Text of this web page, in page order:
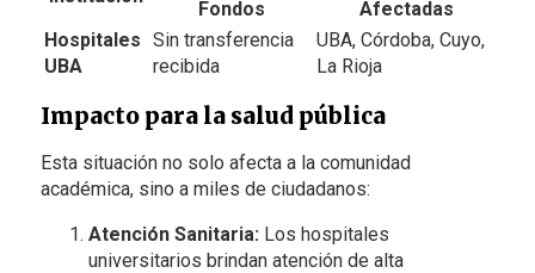
Fondos
Afectadas
Hospitales
UBA
Sin transferencia
recibida
UBA, Córdoba, Cuyo,
La Rioja
Impacto para la salud pública
Esta situación no solo afecta a la comunidad
académica, sino a miles de ciudadanos:
Atención Sanitaria:Los hospitales
universitarios brindan atención de alta